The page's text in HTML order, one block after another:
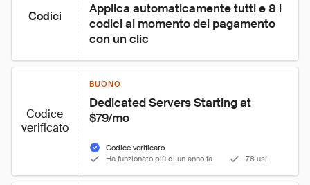
Codici
Applica automaticamente tutti e 8 i
codici al momento del pagamento
con un clic
Codice
verificato
BUONO
Dedicated Servers Starting at
$79/mo
Codice verificato
Ha funzionato più di un anno fa
78 usi